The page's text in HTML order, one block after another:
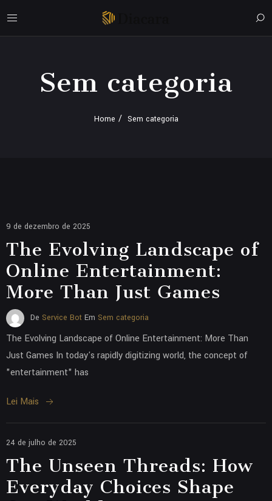
Sem categoria
Home Sem categoria
9 de dezembro de 2025
The Evolving Landscape of
Online Entertainment:
More Than Just Games
De Service Bot Em Sem categoria
The Evolving Landscape of Online Entertainment: More Than
Just Games In today's rapidly digitizing world, the concept of
"entertainment" has
Lei Mais
24 de julho de 2025
The Unseen Threads: How
Everyday Choices Shape